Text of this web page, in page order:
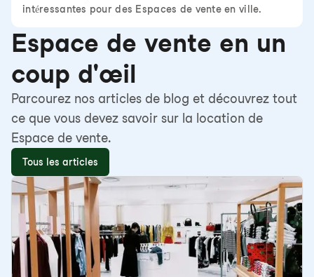
intéressantes pour des Espaces de vente en ville.
Espace de vente en un
coup d'œil
Parcourez nos articles de blog et découvrez tout
ce que vous devez savoir sur la location de
Espace de vente.
Tous les articles